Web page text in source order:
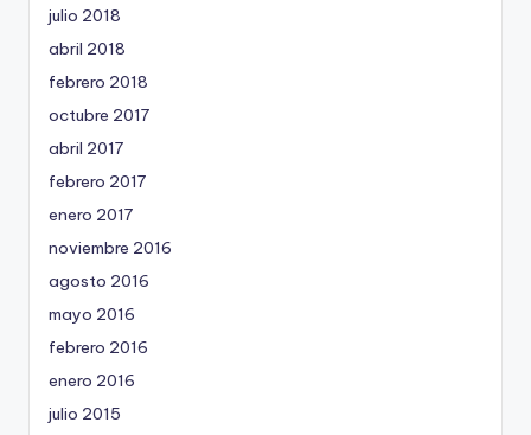
julio 2018
abril 2018
febrero 2018
octubre 2017
abril 2017
febrero 2017
enero 2017
noviembre 2016
agosto 2016
mayo 2016
febrero 2016
enero 2016
julio 2015